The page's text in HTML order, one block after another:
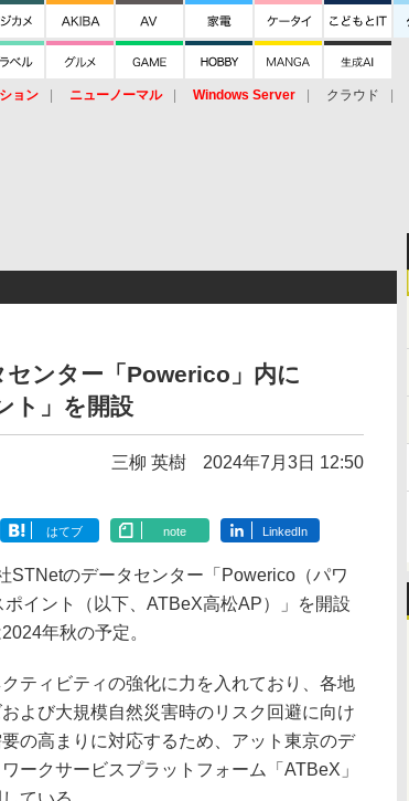
ョン ニューノーマル Windows Server クラウド
ンター「Powerico」内に
ト」を開設
三柳 英樹 2024年7月3日 12:50
はてブ note LinkedIn
のデータセンター「Powerico（パワ
イント（以下、ATBeX高松AP）」を開設
年秋の予定。
ティビティの強化に力を入れており、各地
よび大規模自然災害時のリスク回避に向け
の高まりに対応するため、アット東京のデ
ークサービスプラットフォーム「ATBeX」